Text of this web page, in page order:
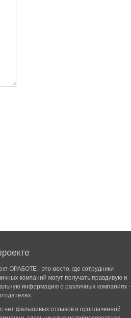
ОРАБОТЕ - это место, где сотрудники
компаний могут получать правдивую и
информацию о различных компаниях -
нет фальшивых отзывов и проплаченной